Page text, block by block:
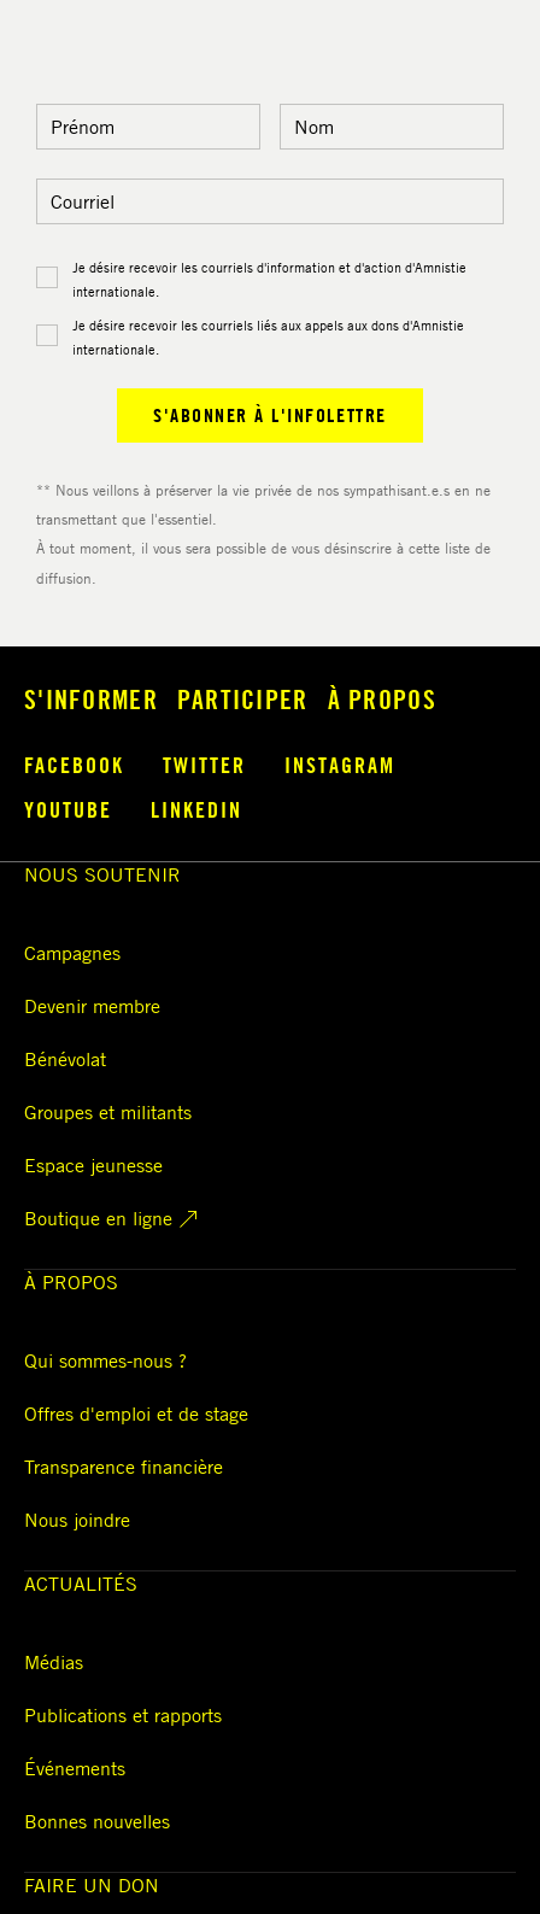
S'INFORMER PARTICIPER À PROPOS
FACEBOOK TWITTER
INSTAGRAM
YOUTUBE
LINKEDIN
NOUS SOUTENIR
Campagnes
Devenir membre
Bénévolat
Groupes et militants
Espace jeunesse
Boutique en ligne
À PROPOS
Qui sommes-nous ?
Offres d'emploi et de stage
Transparence financière
Nous joindre
ACTUALITÉS
Médias
Publications et rapports
Événements
Bonnes nouvelles
FAIRE UN DON